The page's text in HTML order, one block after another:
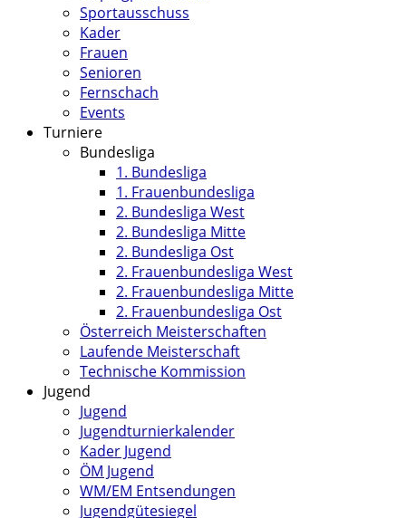
Sportausschuss
Kader
Frauen
Senioren
Fernschach
Events
Turniere
Bundesliga
1. Bundesliga
1. Frauenbundesliga
2. Bundesliga West
2. Bundesliga Mitte
2. Bundesliga Ost
2. Frauenbundesliga West
2. Frauenbundesliga Mitte
2. Frauenbundesliga Ost
Österreich Meisterschaften
Laufende Meisterschaft
Technische Kommission
Jugend
Jugend
Jugendturnierkalender
Kader Jugend
ÖM Jugend
WM/EM Entsendungen
Jugendgütesiegel